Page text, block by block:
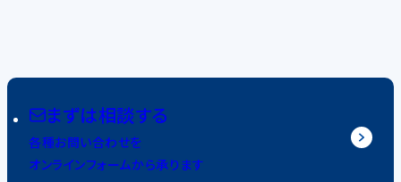
まずは相談する
各種お問い合わせを
オンラインフォームから承ります